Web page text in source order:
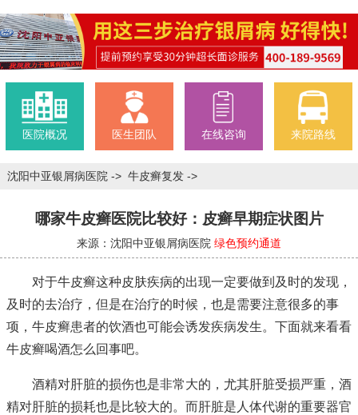
医院概况 医生团队 在线咨询 来院路线
沈阳中亚银屑病医院 -> 牛皮癣复发 ->
哪家牛皮癣医院比较好：皮癣早期症状图片
来源：沈阳中亚银屑病医院 绿色预约通道
对于牛皮癣这种皮肤疾病的出现一定要做到及时的发现，
及时的去治疗，但是在治疗的时候，也是需要注意很多的事
项，牛皮癣患者的饮酒也可能会诱发疾病发生。下面就来看看
牛皮癣喝酒怎么回事吧。
酒精对肝脏的损伤也是非常大的，尤其肝脏受损严重，酒
精对肝脏的损耗也是比较大的。而肝脏是人体代谢的重要器官